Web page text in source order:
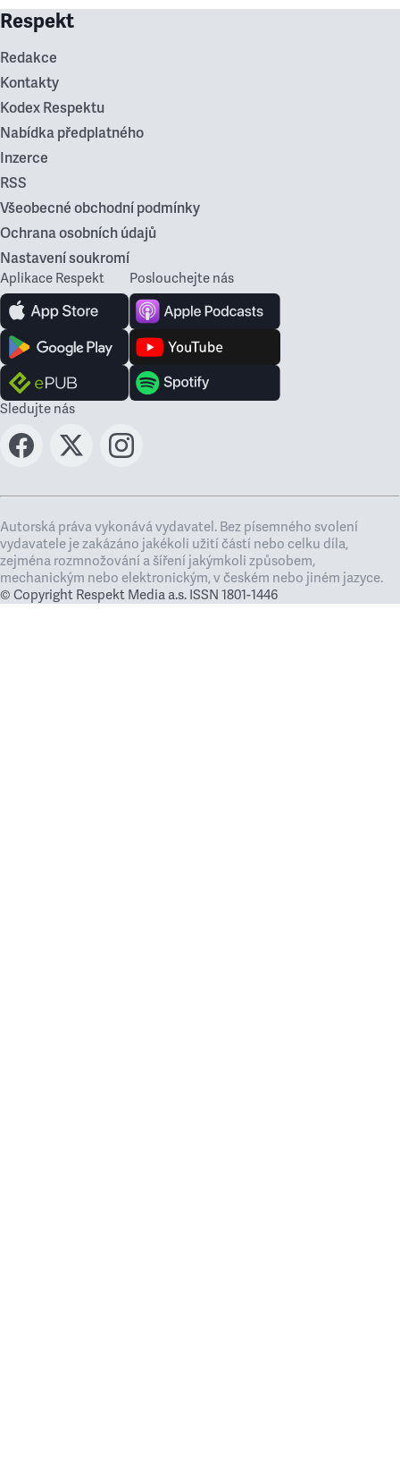
Respekt
Redakce
Kontakty
Kodex Respektu
Nabídka předplatného
Inzerce
RSS
Všeobecné obchodní podmínky
Ochrana osobních údajů
Nastavení soukromí
Aplikace Respekt Poslouchejte nás
Sledujte nás
Autorská práva vykonává vydavatel. Bez písemného svolení
vydavatele je zakázáno jakékoli užití částí nebo celku díla,
zejména rozmnožování a šíření jakýmkoli způsobem,
mechanickým nebo elektronickým, v českém nebo jiném jazyce.
© Copyright Respekt Media a.s. ISSN 1801-1446